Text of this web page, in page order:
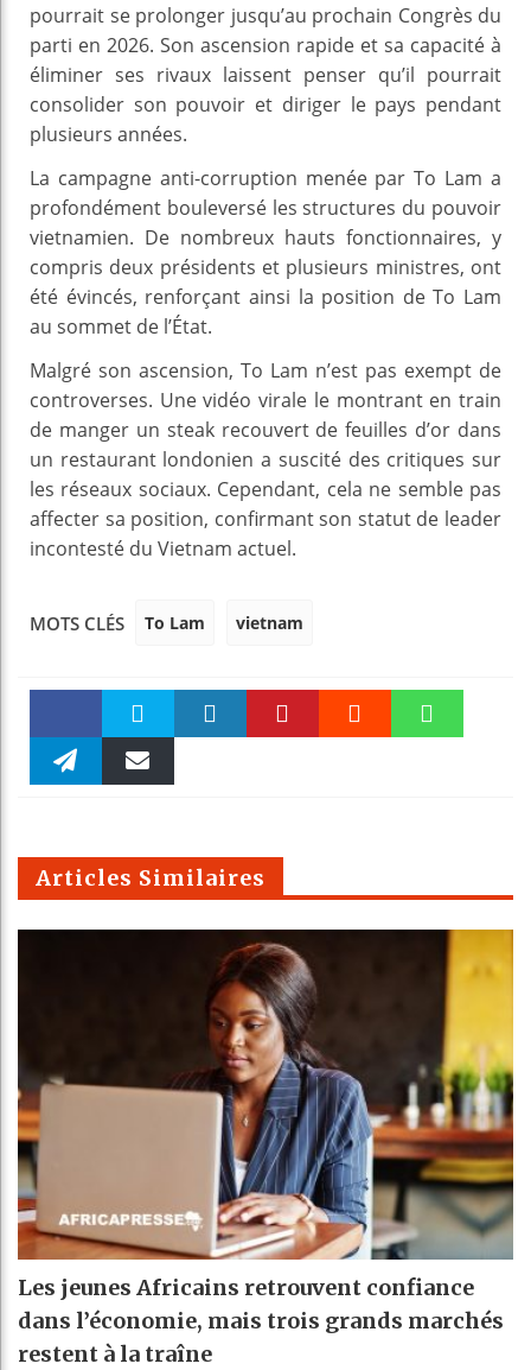
pourrait se prolonger jusqu’au prochain Congrès du
parti en 2026. Son ascension rapide et sa capacité à
éliminer ses rivaux laissent penser qu’il pourrait
consolider son pouvoir et diriger le pays pendant
plusieurs années.
La campagne anti-corruption menée par To Lam a
profondément bouleversé les structures du pouvoir
vietnamien. De nombreux hauts fonctionnaires, y
compris deux présidents et plusieurs ministres, ont
été évincés, renforçant ainsi la position de To Lam
au sommet de l’État.
Malgré son ascension, To Lam n’est pas exempt de
controverses. Une vidéo virale le montrant en train
de manger un steak recouvert de feuilles d’or dans
un restaurant londonien a suscité des critiques sur
les réseaux sociaux. Cependant, cela ne semble pas
affecter sa position, confirmant son statut de leader
incontesté du Vietnam actuel.
MOTS CLÉS To Lam vietnam
Faceboo Twitter
m
Articles Similaires
Les jeunes Africains retrouvent confiance
dans l’économie, mais trois grands marchés
restent à la traîne